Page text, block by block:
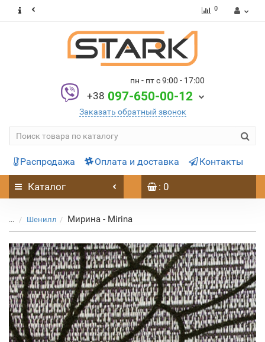
0
пн - пт с 9:00 - 17:00
+38 097-650-00-12
Заказать обратный звонок
Распродажа Оплата и доставка Контакты
Каталог : 0
... Шенилл Мирина - Mirina